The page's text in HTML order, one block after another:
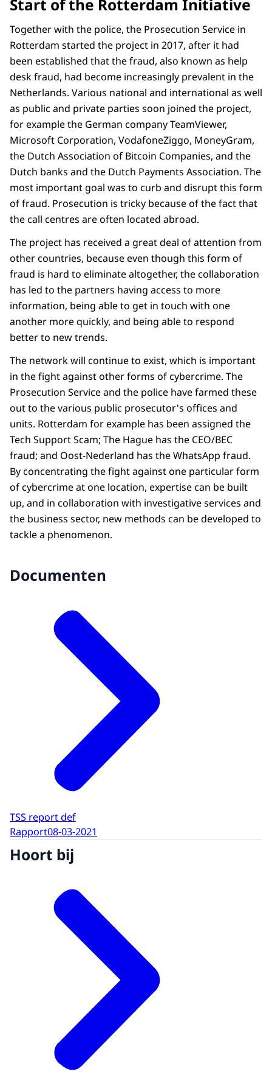
Criminelen zijn constant op zoek naar
nieuwe vormen van list en bedrog.
Ik denk dat er bijna niemand is...
Het komt echt heel veel voor.
Er zijn weinig mensen in Nederland die niet
zo'n belletje hebben gehad.
- FICTIE -
Terug bij Jonathan. Hij neemt de telefoon
op. Hij en Amit hebben een gesprek (in het
Engels):
Met Jonathan.
-Hoi, Jonathan.
Met Mike Peters,
van Microsoft Support.
Ik ontving zonet een noodoproep
van uw computer.
Klopt het dat u nu met iets belangrijks
bezig bent op uw computer?
Ja, ik ben bezig met m'n masterthesis.
- REALITEIT -
Zwart beeld met daarover de zinnen:
Tech Support Scam is een vorm van
cybercrime waarvan in 2017 in Nederland
het vaakst aangifte werd gedaan.
Voice-overs van verschillende talking head
mensen (politie, OM, Microsoft-expert, etc.)
Het opsporen van deze daders is zo lastig
omdat we uiteindelijk steeds in India
terechtkwamen.
Het gesprek tussen Jonathan in zijn
woonkamer enerzijds, en Amit ver weg
achter zijn werkplek anderzijds vervolgt:
Bent u van Microsoft?
-Ja, van Microsoft Support.
Volgens m'n gegevens hebt u problemen
met uw computer.
Waarschijnlijk een virus dat alle gegevens
Als we er niets aan doen
kunt u alles kwijtraken, meneer.
O, dat is niet goed.
Ik moet zeggen dat ik
dat laatste virusding niet geüpdatet heb.
Ligt het daaraan?
-Dat kan, meneer. Zeer zeker.
Maar daar is het nu te laat voor.
- REALITEIT -
Start of the Rotterdam Initiative
Together with the police, the Prosecution Service in
Rotterdam started the project in 2017, after it had
been established that the fraud, also known as help
desk fraud, had become increasingly prevalent in the
Netherlands. Various national and international as well
as public and private parties soon joined the project,
for example the German company TeamViewer,
Microsoft Corporation, VodafoneZiggo, MoneyGram,
the Dutch Association of Bitcoin Companies, and the
Dutch banks and the Dutch Payments Association. The
most important goal was to curb and disrupt this form
of fraud. Prosecution is tricky because of the fact that
the call centres are often located abroad.
The project has received a great deal of attention from
other countries, because even though this form of
fraud is hard to eliminate altogether, the collaboration
has led to the partners having access to more
information, being able to get in touch with one
another more quickly, and being able to respond
better to new trends.
The network will continue to exist, which is important
in the fight against other forms of cybercrime. The
Prosecution Service and the police have farmed these
out to the various public prosecutor's offices and
units. Rotterdam for example has been assigned the
Tech Support Scam; The Hague has the CEO/BEC
fraud; and Oost-Nederland has the WhatsApp fraud.
By concentrating the fight against one particular form
of cybercrime at one location, expertise can be built
up, and in collaboration with investigative services and
the business sector, new methods can be developed to
tackle a phenomenon.
Documenten
TSS report def
Rapport08-03-2021
Hoort bij